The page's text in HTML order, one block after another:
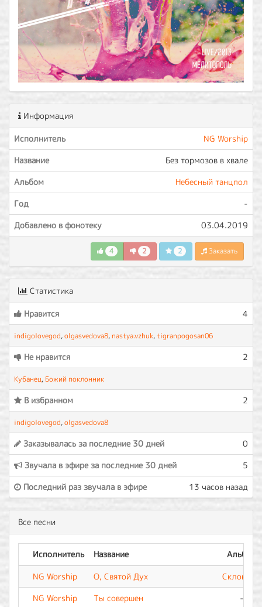
Информация
Исполнитель
NG Worship
Название
Без тормозов в хвале
Альбом
Небесный танцпол
Год
-
Добавлено в фонотеку
03.04.2019
4 2 2 Заказать
Статистика
Нравится 4
indigolovegod,olgasvedova8, nastya.vzhuk,tigranpogosan06
Не нравится 2
Кубанец, Божий поклонник
В избранном 2
indigolovegod,olgasvedova8
Заказывалась за последние 30 дней
0
Звучала в эфире за последние 30 дней
5
Последний раз звучала в эфире
13 часов назад
Все песни
Исполнитель Название
Альбом
NG Worship
О, Святой Дух
Склонюсь
NG Worship
Ты совершен
-